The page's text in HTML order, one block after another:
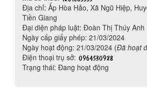
Địa chỉ: Ấp Hòa Hảo, Xã Ngũ Hiệp,
Tiền Giang
Đại diện pháp luật: Đoàn Thị Thúy Anh
Ngày cấp giấy phép: 21/03/2024
Ngày hoạt động: 21/03/2024 (Đã hoạt
Điện thoại trụ sở:
Trạng thái: Đang hoạt động